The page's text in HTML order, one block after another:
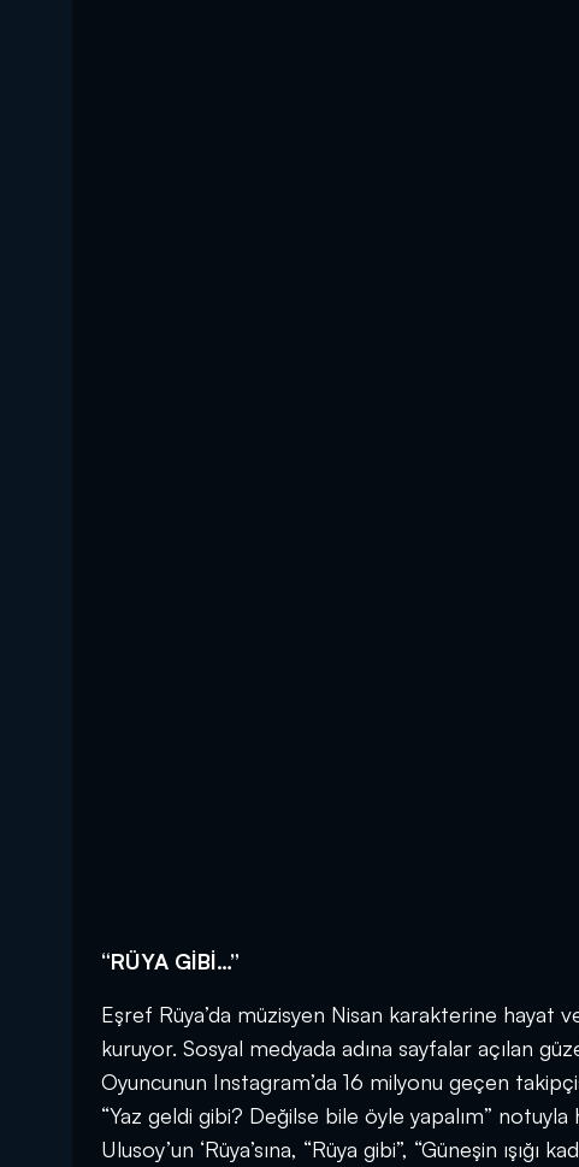
“RÜYA GİBİ…”
Eşref Rüya’da müzisyen Nisan karakterine
kuruyor. Sosyal medyada adına sayfalar açılan
Oyuncunun Instagram’da 16 milyonu geçen
“Yaz geldi gibi? Değilse bile öyle yapalım”
Ulusoy’un ‘Rüya’sına, “Rüya gibi”, “Güneşin ışığı